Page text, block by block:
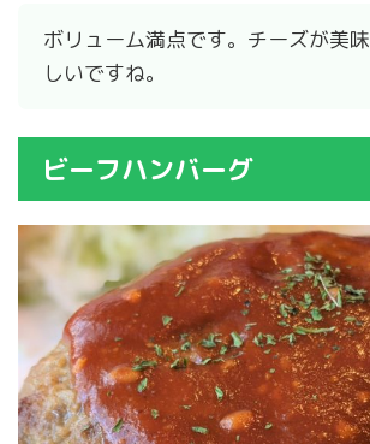
ボリューム満点です。チーズが美味
しいですね。
ビーフハンバーグ